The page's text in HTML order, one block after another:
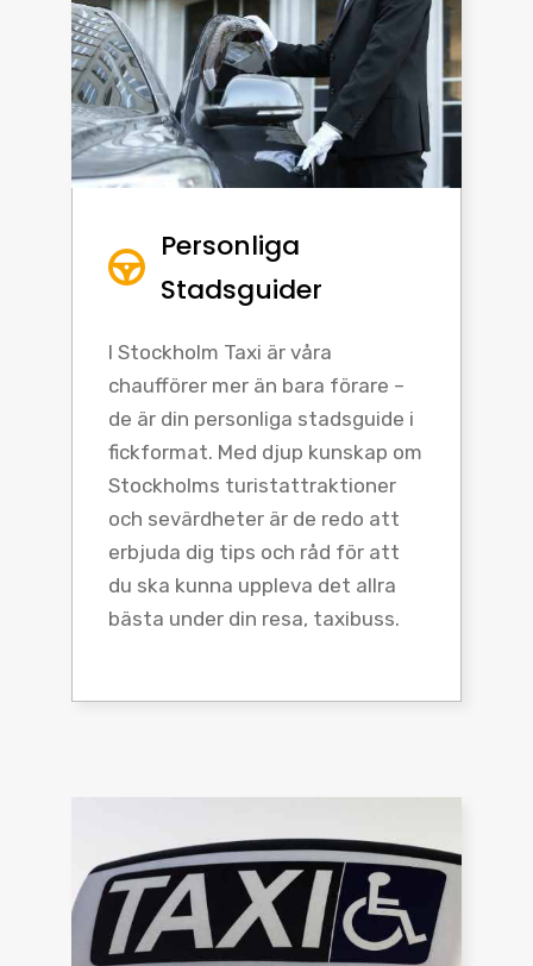
Personliga
Stadsguider
I Stockholm Taxi är våra
chaufförer mer än bara förare –
de är din personliga stadsguide i
fickformat. Med djup kunskap om
Stockholms turistattraktioner
och sevärdheter är de redo att
erbjuda dig tips och råd för att
du ska kunna uppleva det allra
bästa under din resa, taxibuss.